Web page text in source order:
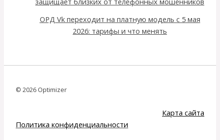
ОРД Vk переходит на платную модель с 5 мая
2026: тарифы и что менять
© 2026 Optimizer
Карта сайта
Политика конфиденциальности